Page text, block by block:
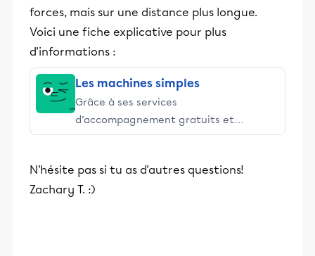
forces, mais sur une distance plus longue.
Voici une fiche explicative pour plus
d'informations :
Les machines simples
Grâce à ses services
d’accompagnement gratuits et
stimulants, Alloprof engage les élèves
éducative.
N'hésite pas si tu as d'autres questions!
Zachary T. :)